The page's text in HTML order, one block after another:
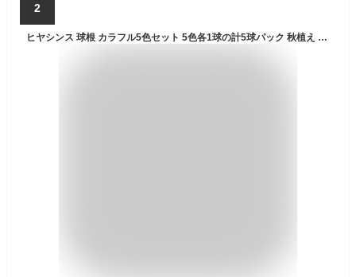
2
ヒヤシンス 球根 カラフル5色セット 5色各1球の計5球パック 秋植え 冬植え 春咲き 球根 イングリッシュガーデン